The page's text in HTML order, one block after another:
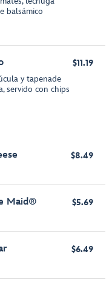
balsámico
y tapenade
servido con chips
$11.19
$8.49
Maid® $5.69
$6.49